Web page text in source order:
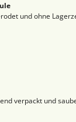
und ohne
verpackt und